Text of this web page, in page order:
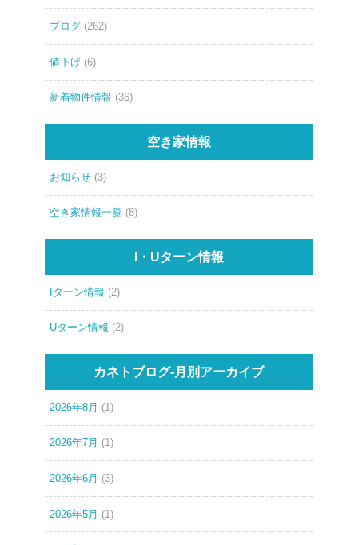
ブログ(262)
値下げ(6)
新着物件情報 (36)
空き家情報
お知らせ(3)
空き家情報一覧 (8)
I・Uターン情報
Iターン情報 (2)
Uターン情報 (2)
カネトブログ-月別アーカイブ
2026年8月 (1)
2026年7月 (1)
2026年6月 (3)
2026年5月 (1)